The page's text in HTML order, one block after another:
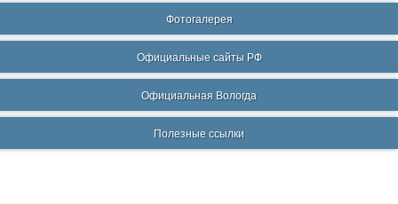
Фотогалерея
Официальные сайты РФ
Официальная Вологда
Полезные ссылки